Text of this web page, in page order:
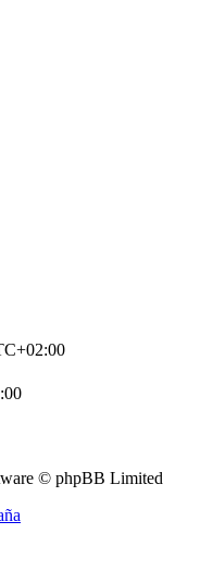
© phpBB Limited